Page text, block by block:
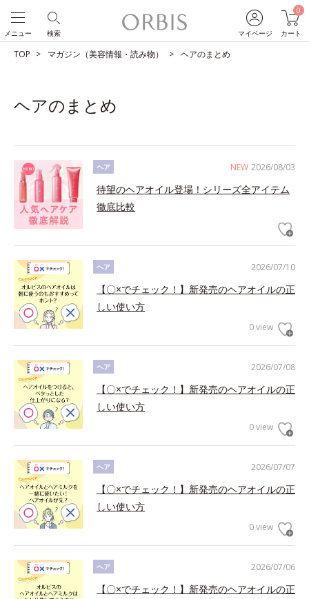
マイページ
0
カート
検索
メニュー
TOP マガジン（美容情報・読み物） ヘアのまとめ
ヘアのまとめ
NEW 2026/08/03
ヘア
待望のヘアオイル登場！シリーズ全アイテム
徹底比較
2026/07/10
ヘア
【〇×でチェック！】新発売のヘアオイルの正
しい使い方
0 view
2026/07/08
ヘア
【〇×でチェック！】新発売のヘアオイルの正
しい使い方
0 view
2026/07/07
ヘア
【〇×でチェック！】新発売のヘアオイルの正
しい使い方
0 view
2026/07/06
ヘア
【〇×でチェック！】新発売のヘアオイルの正